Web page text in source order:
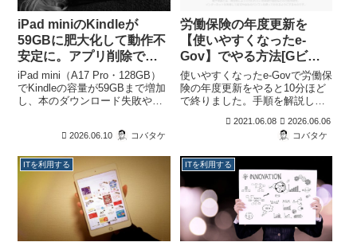
iPad miniのKindleが
59GBに肥大化して動作不
安定に。アプリ削除で
73GB回復した実体験
iPad mini（A17 Pro・128GB）
でKindleの容量が59GBまで増加
し、本のダウンロード失敗や端
体験を紹介します。Amazonの端
由や、Kindleアプリの削除・再
インストールで73GBの空き容量
を確保した手順を詳しく解説し
2026.06.10 コバタケ
労働保険の年度更新を
【使いやすくなったe-
Gov】でやる方法[Gビズ
IDが便利]
使いやすくなったe-Govで労働保
険の年度更新をやると10分ほど
で終りました。手順を解説して
い。アカウントをGビスIDだと
面倒な認証も不要でおすすめで
2021.06.08
2026.06.06
コバタケ
ITを利用する ITを利用する